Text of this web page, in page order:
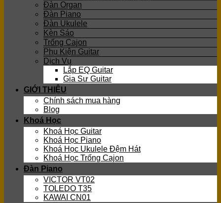
Đàn Organ
Đàn Piano
Đàn Ukulele
Kèn Sáo
Trống Cajon
Phụ Kiện Guitar
Dịch Vụ
Lắp EQ Guitar
Gia Sư Guitar
GIỚI THIỆU
Chính sách mua hàng
Blog
Khoá Học
Khoá Học Guitar
Khoá Học Piano
Khoá Học Ukulele Đệm Hát
Khoá Học Trống Cajon
Đàn Piano
VICTOR VT02
TOLEDO T35
KAWAI CN01